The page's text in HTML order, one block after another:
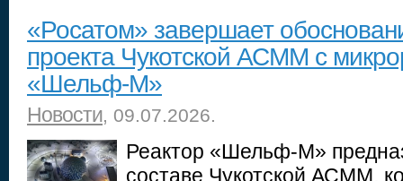
«Росатом» завершает
проекта Чукотской АСММ с
«Шельф-М»
Новости, 09.07.2026.
Реактор «Шельф-М»
составе Чукотской АСММ,